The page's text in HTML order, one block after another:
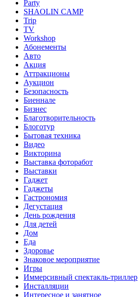
Party
SHAOLIN CAMP
Trip
TV
Workshop
Абонементы
Авто
Акция
Аттракционы
Аукцион
Безопасность
Биеннале
Бизнес
Благотворительность
Блоготур
Бытовая техника
Видео
Викторина
Выставка фоторабот
Выставки
Гаджет
Гаджеты
Гастрономия
Дегустация
День рождения
Для детей
Дом
Еда
Здоровье
Знаковое мероприятие
Игры
Иммерсивный спектакль-триллер
Инсталляции
Интересное и занятное